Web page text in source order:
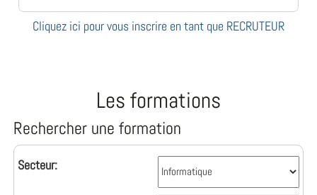
Cliquez ici pour vous inscrire en tant que RECRUTEUR
Les formations
Rechercher une formation
Secteur: